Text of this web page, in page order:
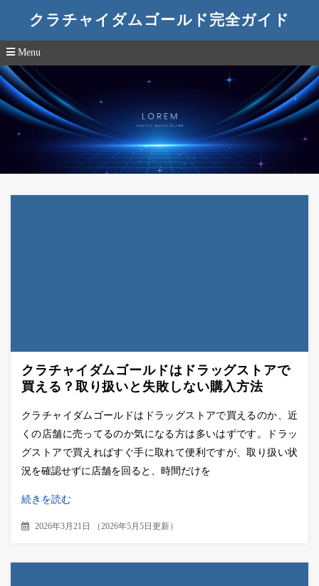
クラチャイダムゴールド完全ガイド
Menu
コ
ン
テ
ン
ツ
クラチャイダムゴールドはドラッグストアで
買える？取り扱いと失敗しない購入方法
クラチャイダムゴールドはドラッグストアで買えるのか、近
くの店舗に売ってるのか気になる方は多いはずです。ドラッ
グストアで買えればすぐ手に取れて便利ですが、取り扱い状
況を確認せずに店舗を回ると、時間だけを
続きを読む
2026年3月21日 （2026年5月5日更新）